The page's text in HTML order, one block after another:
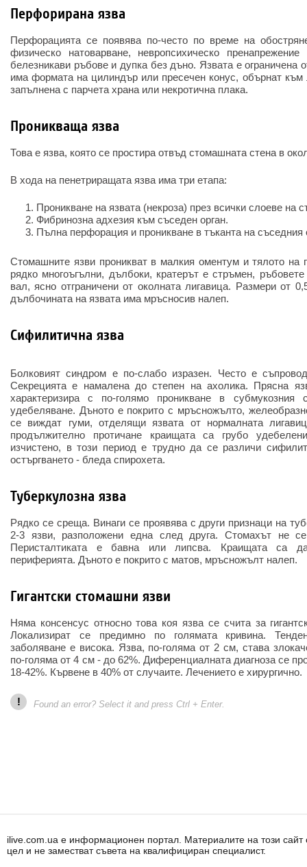
Перфорирана язва
Перфорацията се появява по-често по време на
физическо натоварване, невропсихическо
белезникави ръбове и дупка без дъно. Язвата е ограничена
има формата на цилиндър или пресечен конус, обърнат
запълнена с парчета храна или некротична плака.
Проникваща язва
Това е язва, която се простира отвъд стомашната стена в
В хода на пенетриращата язва има три етапа:
Проникване на язвата (некроза) през всички слоеве на
Фибринозна адхезия към съседен орган.
Пълна перфорация и проникване в тъканта на съседния
Стомашните язви проникват в малкия оментум и тялото на
рядко многоъгълни, дълбоки, кратерът е стръмен,
вал, ясно отграничени от околната лигавица. Размери от
дълбочината на язвата има мръсносив налеп.
Сифилитична язва
Болковият синдром е по-слабо изразен. Често е
Секрецията е намалена до степен на ахолика. Прясна
характеризира с по-голямо проникване в
удебеляване. Дъното е покрито с мръсножълто,
се виждат гуми, отделящи язвата от нормалната
продължително протичане краищата са грубо
изчистено, в този период е трудно да се различи
остъргването - бледа спирохета.
Туберкулозна язва
Рядко се среща. Винаги се проявява с други признаци на
2-3 язви, разположени една след друга. Стомахът не
Перисталтиката е бавна или липсва. Краищата са
периферията. Дъното е покрито с матов, мръсножълт налеп.
Гигантски стомашни язви
Няма консенсус относно това коя язва се счита за
Локализират се предимно по голямата кривина.
заболяване е висока. Язва, по-голяма от 2 см, става
по-голяма от 4 см - до 62%. Диференциалната диагноза се
18-42%. Кървене в 40% от случаите. Лечението е хирургично.
! Found an error? Select it and press Ctrl + Enter.
ilive.com.ua е информационен портал. Материалите на този
цел и не заместват съвета на квалифициран специалист.